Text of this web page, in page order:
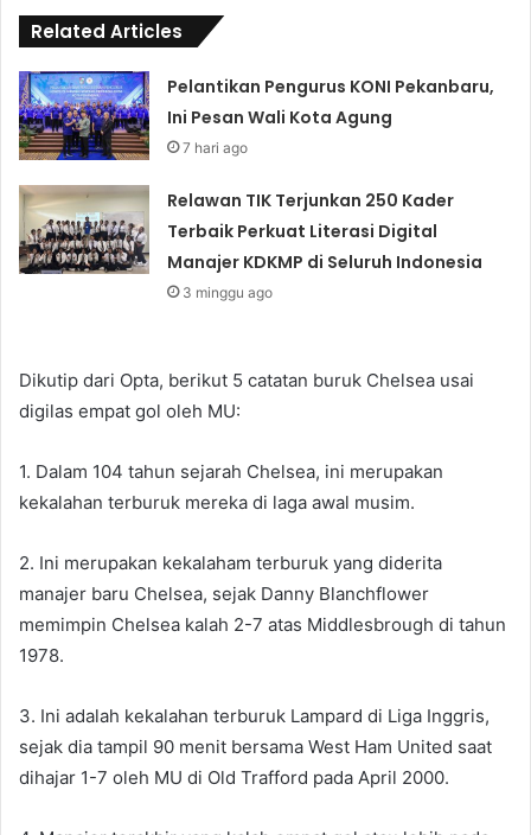
Related Articles
Pelantikan Pengurus KONI Pekanbaru,
Ini Pesan Wali Kota Agung
7 hari ago
Relawan TIK Terjunkan 250 Kader
Terbaik Perkuat Literasi Digital
Manajer KDKMP di Seluruh Indonesia
3 minggu ago
Dikutip dari Opta, berikut 5 catatan buruk Chelsea usai
digilas empat gol oleh MU:
1. Dalam 104 tahun sejarah Chelsea, ini merupakan
kekalahan terburuk mereka di laga awal musim.
2. Ini merupakan kekalaham terburuk yang diderita
manajer baru Chelsea, sejak Danny Blanchflower
memimpin Chelsea kalah 2-7 atas Middlesbrough di tahun
1978.
3. Ini adalah kekalahan terburuk Lampard di Liga Inggris,
sejak dia tampil 90 menit bersama West Ham United saat
dihajar 1-7 oleh MU di Old Trafford pada April 2000.